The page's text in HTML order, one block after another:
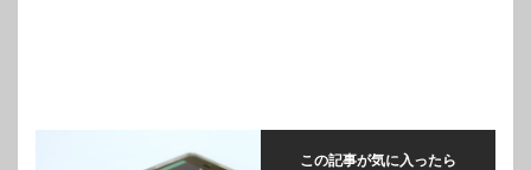
この記事が気に入ったら